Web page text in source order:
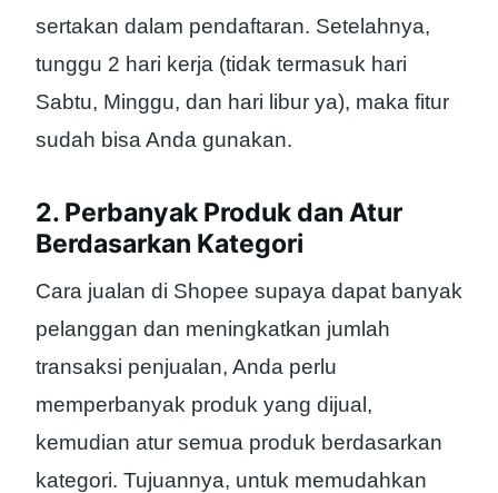
sertakan dalam pendaftaran. Setelahnya,
tunggu 2 hari kerja (tidak termasuk hari
Sabtu, Minggu, dan hari libur ya), maka fitur
sudah bisa Anda gunakan.
2. Perbanyak Produk dan Atur
Berdasarkan Kategori
Cara jualan di Shopee supaya dapat banyak
pelanggan dan meningkatkan jumlah
transaksi penjualan, Anda perlu
memperbanyak produk yang dijual,
kemudian atur semua produk berdasarkan
kategori. Tujuannya, untuk memudahkan